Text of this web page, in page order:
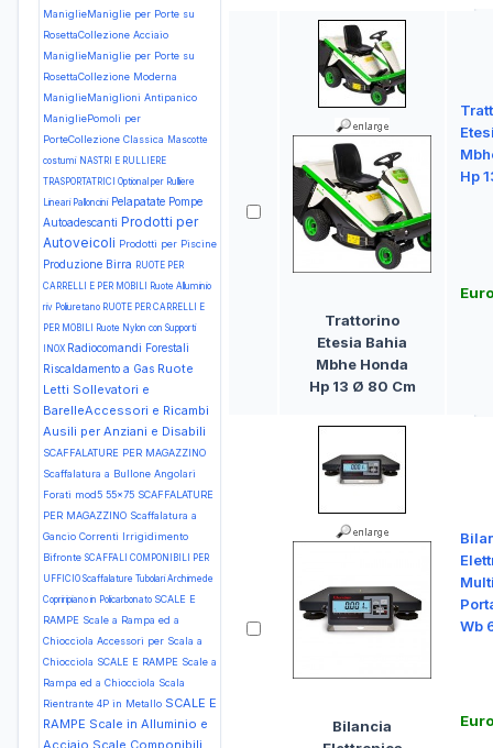
ManiglieManiglie per Porte su
RosettaCollezione Acciaio
ManiglieManiglie per Porte su
RosettaCollezione Moderna
ManiglieManiglioni Antipanico
ManigliePomoli per
PorteCollezione Classica Mascotte
costumi NASTRI E RULLIERE
TRASPORTATRICI Optional per Rulliere
Lineari Palloncini Pelapatate Pompe
Autoadescanti Prodotti per
Autoveicoli Prodotti per Piscine
Produzione Birra RUOTE PER
CARRELLI E PER MOBILI Ruote Alluminio
riv Poliuretano RUOTE PER CARRELLI E
PER MOBILI Ruote Nylon con Supporti
INOX Radiocomandi Forestali
Riscaldamento a Gas Ruote
Letti Sollevatori e
BarelleAccessori e Ricambi
Ausili per Anziani e Disabili
SCAFFALATURE PER MAGAZZINO
Scaffalatura a Bullone Angolari
Forati mod5 55x75 SCAFFALATURE
PER MAGAZZINO Scaffalatura a
Gancio Correnti Irrigidimento
Bifronte SCAFFALI COMPONIBILI PER
UFFICIO Scaffalature Tubolari Archimede
Copriripiano in Policarbonato SCALE E
RAMPE Scale a Rampa ed a
Chiocciola Accessori per Scala a
Chiocciola SCALE E RAMPE Scale a
Rampa ed a Chiocciola Scala
Rientrante 4P in Metallo SCALE E
RAMPE Scale in Alluminio e
Acciaio Scale Componibili
Trattorino
Etesia Bahia
Mbhe Honda
Hp 13 Ø 80 Cm
Hp
Bilancia
Wb